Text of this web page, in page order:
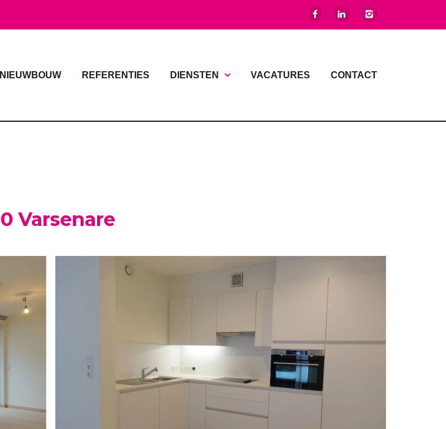
NIEUWBOUW REFERENTIES DIENSTEN VACATURES CONTACT
Varsenare